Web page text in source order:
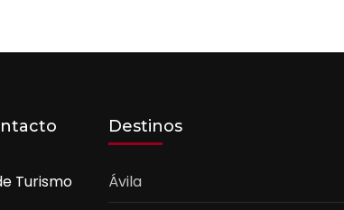
Turismo
Destinos
Ávila